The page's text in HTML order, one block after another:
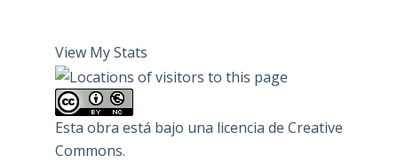
View My Stats
Esta obra está bajo una licencia de Creative
Commons.